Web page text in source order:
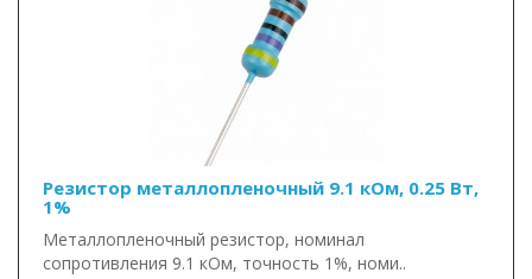
Резистор металлопленочный 9.1 кОм, 0.25 Вт,
1%
Металлопленочный резистор, номинал
сопротивления 9.1 кОм, точность 1%, номи..